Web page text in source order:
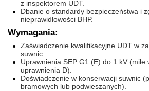
z inspektorem UDT.
Dbanie o standardy bezpieczeństwa i
nieprawidłowości BHP.
Wymagania:
Zaświadczenie kwalifikacyjne UDT w
suwnic.
Uprawnienia SEP G1 (E) do 1 kV (mile
uprawnienia D).
Doświadczenie w konserwacji suwnic
bramowych lub podwieszanych).